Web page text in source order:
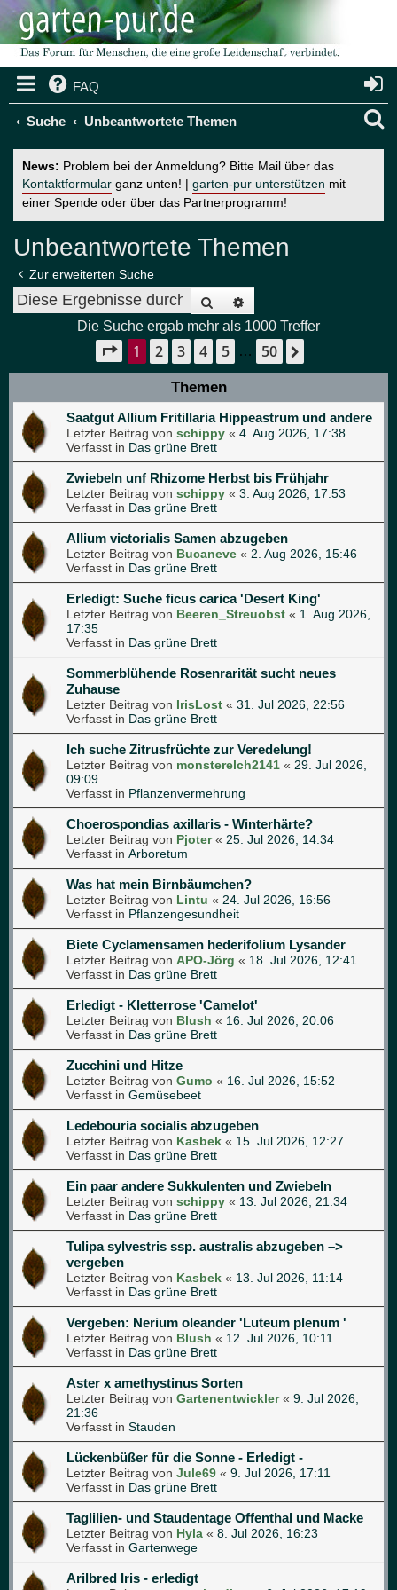
FAQ
Suche Unbeantwortete Themen
News: Problem bei der Anmeldung? Bitte Mail über das
Kontaktformular ganz unten! | garten-pur unterstützen mit
einer Spende oder über das Partnerprogramm!
Unbeantwortete Themen
Zur erweiterten Suche
Suche
Die Suche ergab mehr als 1000 Treffer
Seite 1von 50
1 2 3 4 5 … 50
Themen
Saatgut Allium Fritillaria Hippeastrum und andere
Letzter Beitrag von schippy « 4. Aug 2026, 17:38
Verfasst in Das grüne Brett
Zwiebeln unf Rhizome Herbst bis Frühjahr
Letzter Beitrag von schippy « 3. Aug 2026, 17:53
Verfasst in Das grüne Brett
Allium victorialis Samen abzugeben
Letzter Beitrag von Bucaneve « 2. Aug 2026, 15:46
Verfasst in Das grüne Brett
Erledigt: Suche ficus carica 'Desert King'
Letzter Beitrag von Beeren_Streuobst « 1. Aug 2026,
17:35
Verfasst in Das grüne Brett
Sommerblühende Rosenrarität sucht neues
Zuhause
Letzter Beitrag von IrisLost « 31. Jul 2026, 22:56
Verfasst in Das grüne Brett
Ich suche Zitrusfrüchte zur Veredelung!
Letzter Beitrag von monsterelch2141 « 29. Jul 2026,
09:09
Verfasst in Pflanzenvermehrung
Choerospondias axillaris - Winterhärte?
Letzter Beitrag von Pjoter« 25. Jul 2026, 14:34
Verfasst in Arboretum
Was hat mein Birnbäumchen?
Letzter Beitrag von Lintu « 24. Jul 2026, 16:56
Verfasst in Pflanzengesundheit
Biete Cyclamensamen hederifolium Lysander
Letzter Beitrag von APO-Jörg « 18. Jul 2026, 12:41
Verfasst in Das grüne Brett
Erledigt - Kletterrose 'Camelot'
Letzter Beitrag von Blush « 16. Jul 2026, 20:06
Verfasst in Das grüne Brett
Zucchini und Hitze
Letzter Beitrag von Gumo « 16. Jul 2026, 15:52
Verfasst in Gemüsebeet
Ledebouria socialis abzugeben
Letzter Beitrag von Kasbek « 15. Jul 2026, 12:27
Verfasst in Das grüne Brett
Ein paar andere Sukkulenten und Zwiebeln
Letzter Beitrag von schippy « 13. Jul 2026, 21:34
Verfasst in Das grüne Brett
Tulipa sylvestris ssp. australis abzugeben –>
vergeben
Letzter Beitrag von Kasbek « 13. Jul 2026, 11:14
Verfasst in Das grüne Brett
Vergeben: Nerium oleander 'Luteum plenum '
Letzter Beitrag von Blush « 12. Jul 2026, 10:11
Verfasst in Das grüne Brett
Aster x amethystinus Sorten
Letzter Beitrag von Gartenentwickler« 9. Jul 2026,
21:36
Verfasst in Stauden
Lückenbüßer für die Sonne - Erledigt -
Letzter Beitrag von Jule69 « 9. Jul 2026, 17:11
Verfasst in Das grüne Brett
Taglilien- und Staudentage Offenthal und Macke
Letzter Beitrag von Hyla « 8. Jul 2026, 16:23
Verfasst in Gartenwege
Arilbred Iris - erledigt